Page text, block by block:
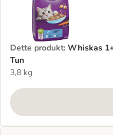
Dette produkt: Whiskas
Tun
3,8 kg